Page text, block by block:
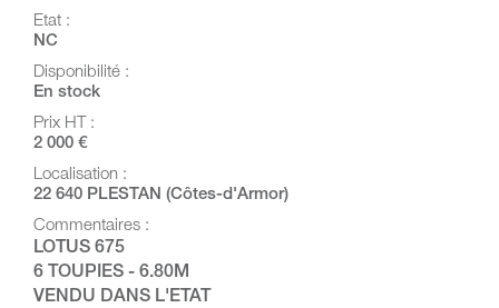
Etat :
NC
Disponibilité :
En stock
Prix HT :
2 000 €
Localisation :
22 640 PLESTAN (Côtes-d'Armor)
Commentaires :
LOTUS 675
6 TOUPIES - 6.80M
VENDU DANS L'ETAT